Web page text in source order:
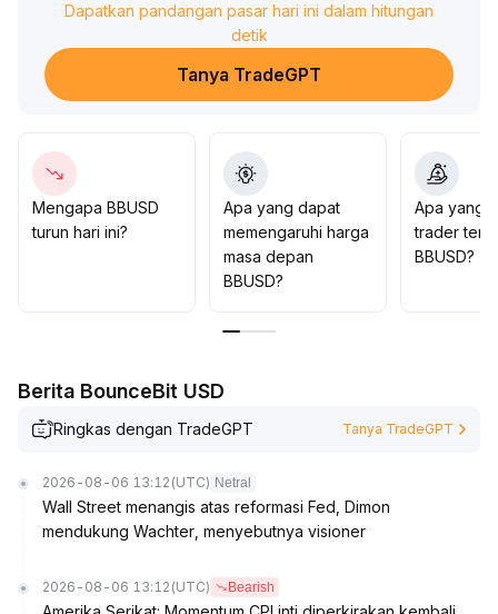
kunci $100 .
000, aksi realisasi keuntungan jangka pendek bisa
menyebabkan arus balik dan kontraksi likuiditas BBUSD
perubahan likuiditas dan risiko perpindahan dana
jangka pendek setelah Bitcoin menembus level kunci,
serta merespons secara fleksibel terhadap potensi
fluktuasi likuiditas
Dapatkan pandangan pasar hari ini dalam hitungan
detik
Tanya TradeGPT
Mengapa BBUSD
turun hari ini?
Apa yang dapat
memengaruhi harga
masa depan
BBUSD?
Apa yang
trader
BBUSD?
Berita BounceBit USD
Ringkas dengan TradeGPT Tanya TradeGPT
2026-08-06 13:12 (UTC) Netral
Wall Street menangis atas reformasi Fed, Dimon
mendukung Wachter, menyebutnya visioner
2026-08-06 13:12 (UTC) Bearish